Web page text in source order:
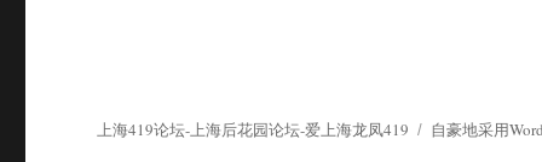
上海419论坛-上海后花园论坛-爱上海龙凤419 自豪地采用